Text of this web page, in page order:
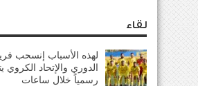
لقاء
لهذه الأسباب إنسحب
الدوري والإتحاد الكروي
رسمياً خلال ساعات